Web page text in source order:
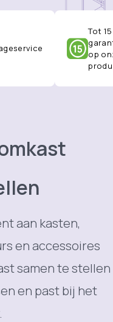
Tot
op
aan kasten,
en accessoires
samen te stellen
en past bij het